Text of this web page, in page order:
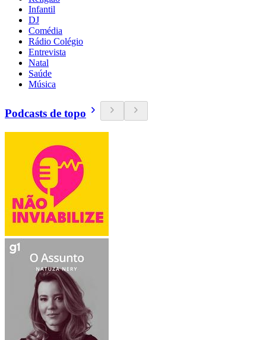
Infantil
DJ
Comédia
Rádio Colégio
Entrevista
Natal
Saúde
Música
Podcasts de topo